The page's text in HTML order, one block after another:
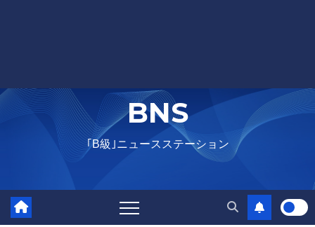
BNS
｢B級｣ニュースステーション